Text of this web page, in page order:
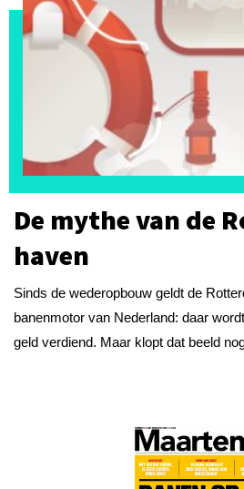
De mythe van de
haven
Sinds de wederopbouw geldt de
banenmotor van Nederland: daar
geld verdiend. Maar klopt dat beeld